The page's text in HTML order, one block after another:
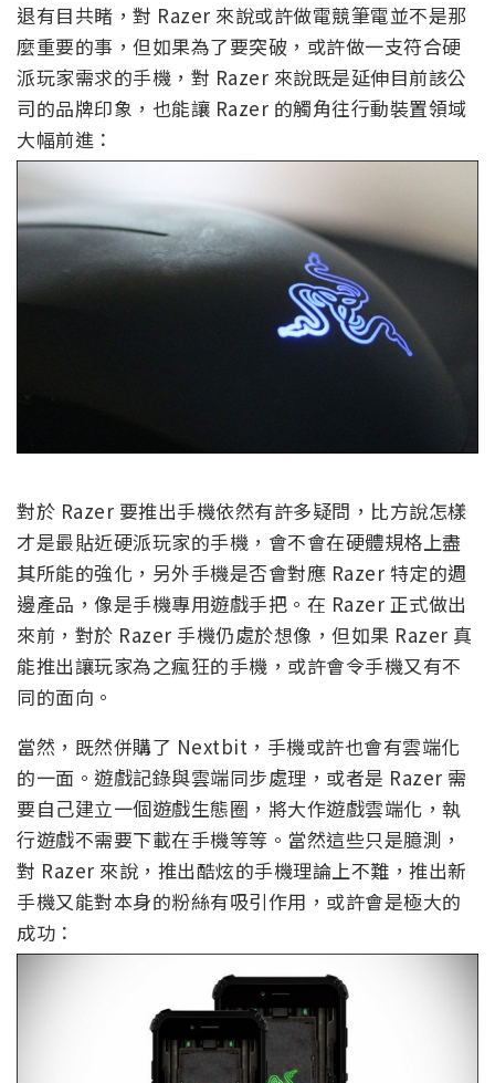
退有目共睹，對 Razer 來說或許做電競筆電並不是那
麼重要的事，但如果為了要突破，或許做一支符合硬
派玩家需求的手機，對 Razer 來說既是延伸目前該公
司的品牌印象，也能讓 Razer 的觸角往行動裝置領域
大幅前進：
對於 Razer 要推出手機依然有許多疑問，比方說怎樣
才是最貼近硬派玩家的手機，會不會在硬體規格上盡
其所能的強化，另外手機是否會對應 Razer 特定的週
邊產品，像是手機專用遊戲手把。在 Razer 正式做出
來前，對於 Razer 手機仍處於想像，但如果 Razer 真
能推出讓玩家為之瘋狂的手機，或許會令手機又有不
同的面向。
當然，既然併購了 Nextbit，手機或許也會有雲端化
的一面。遊戲記錄與雲端同步處理，或者是 Razer 需
要自己建立一個遊戲生態圈，將大作遊戲雲端化，執
行遊戲不需要下載在手機等等。當然這些只是臆測，
對 Razer 來說，推出酷炫的手機理論上不難，推出新
手機又能對本身的粉絲有吸引作用，或許會是極大的
成功：